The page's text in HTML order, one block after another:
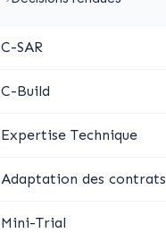
C-SAR
C-Build
Expertise Technique
Adaptation des contrats
Mini-Trial